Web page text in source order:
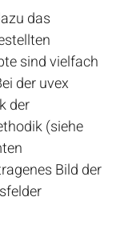
das
sind vielfach
der uvex
der
(siehe
Bild der